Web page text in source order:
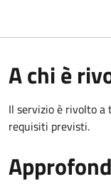
A chi è
Il servizio è rivolto
requisiti previsti.